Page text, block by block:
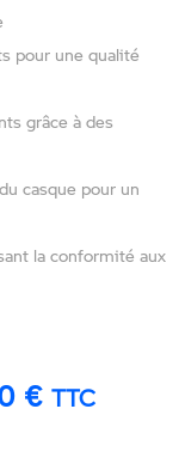
pour une qualité
grâce à des
casque pour un
la conformité aux
€ TTC